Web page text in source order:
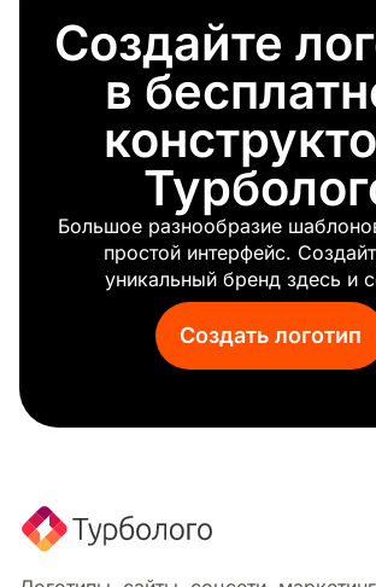
Переработка
Музей
Спортивный бар
Ногтевой салон
Цифровое агентство
Интернет-кафе
Баннер
Денежная купюра
Детский магазин
Автозапчасти
Продажа
Аренда
Деревообработка
Группа дизайна
Создайте
в
Большое разнообразие
простой интерфейс.
уникальный бренд здесь и
Создать логотип